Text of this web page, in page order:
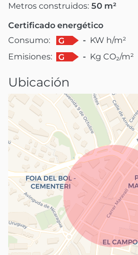
Metros construidos: 50 m²
Certificado energético
Consumo:
G - KW h/m²
Emisiones:
G - Kg CO₂/m²
Ubicación